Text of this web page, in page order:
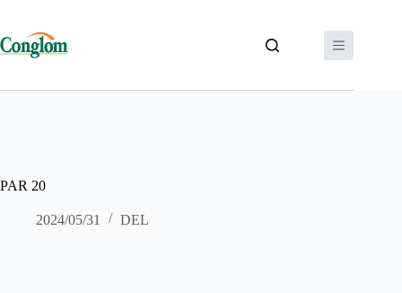
PAR 20
2024/05/31 DEL